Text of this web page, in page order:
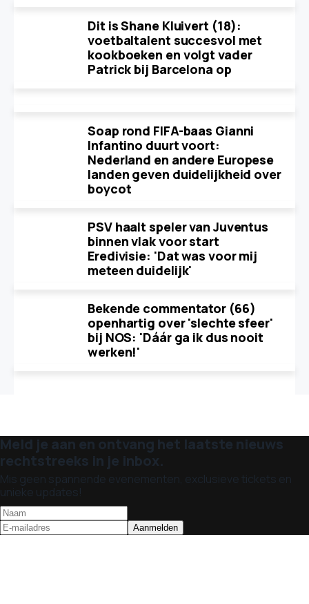
Dit is Shane Kluivert (18):
voetbaltalent succesvol met
kookboeken en volgt vader
Patrick bij Barcelona op
Soap rond FIFA-baas Gianni
Infantino duurt voort:
Nederland en andere Europese
landen geven duidelijkheid over
boycot
PSV haalt speler van Juventus
binnen vlak voor start
Eredivisie: 'Dat was voor mij
meteen duidelijk'
Bekende commentator (66)
openhartig over 'slechte sfeer'
bij NOS: 'Dáár ga ik dus nooit
werken!'
Meld je aan en ontvang het laatste nieuws
rechtstreeks in je inbox.
Mis geen spannende evenementen, exclusieve tickets en
unieke updates!